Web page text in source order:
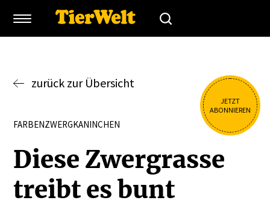
JETZT
ABONNIEREN
zurück zur Übersicht
FARBENZWERGKANINCHEN
Diese Zwergrasse
treibt es bunt